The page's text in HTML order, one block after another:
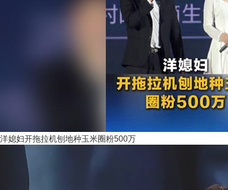
洋媳妇开拖拉机刨地种玉米圈粉500万